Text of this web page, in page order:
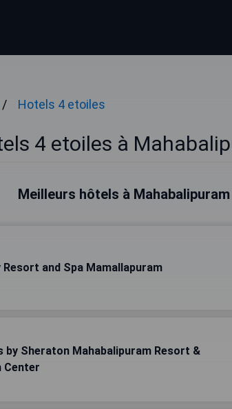
Hotels 4 etoiles
4 etoiles à
Meilleurs hôtels à Mahabalipuram
Resort and Spa Mamallapuram
by Sheraton Mahabalipuram Resort &
Center